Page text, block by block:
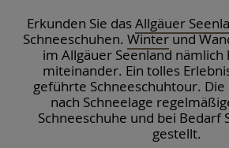
­Erkunden Sie dasAllgäuer
Schneeschuhen. Winterund
im Allgäuer Seenland
miteinander. Ein tolles
geführte Schneeschuhtour.
nach Schneelage
Schneeschuhe und bei Bedarf
gestellt.